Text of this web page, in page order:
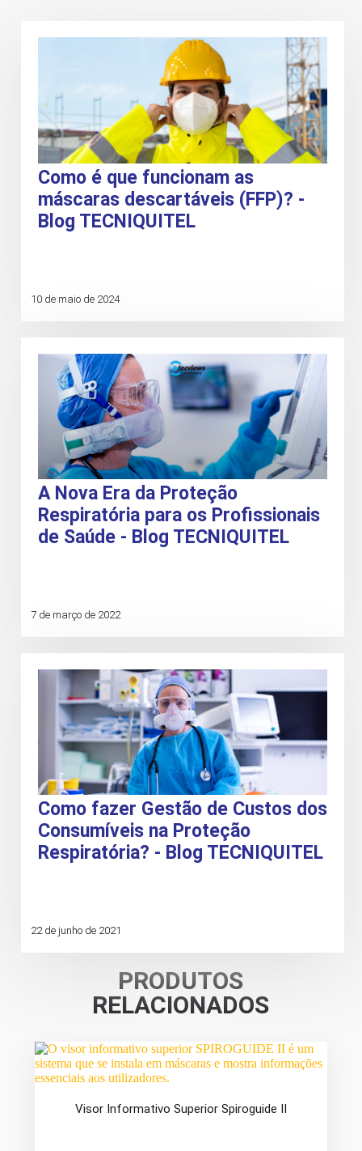
Como é que funcionam as
máscaras descartáveis (FFP)? -
Blog TECNIQUITEL
10 de maio de 2024
A Nova Era da Proteção
Respiratória para os Profissionais
de Saúde - Blog TECNIQUITEL
7 de março de 2022
Como fazer Gestão de Custos dos
Consumíveis na Proteção
Respiratória? - Blog TECNIQUITEL
22 de junho de 2021
PRODUTOS
RELACIONADOS
Visor Informativo Superior Spiroguide II